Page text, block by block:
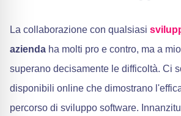
La collaborazione con qualsiasi
azienda ha molti pro e contro, ma a
superano decisamente le difficoltà. Ci
disponibili online che dimostrano
percorso di sviluppo software.